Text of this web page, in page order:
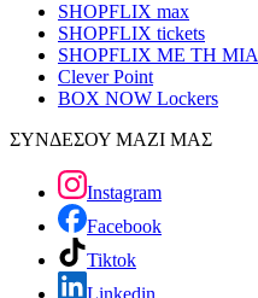
SHOPFLIX max
SHOPFLIX tickets
SHOPFLIX ΜΕ ΤΗ ΜΙΑ
Clever Point
BOX NOW Lockers
ΣΥΝΔΕΣΟΥ ΜΑΖΙ ΜΑΣ
Instagram
Facebook
Tiktok